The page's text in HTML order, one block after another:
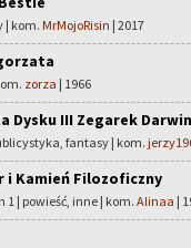
| kom. MrMojoRisin | 2017
zorza | 1966
Dysku III Zegarek
fantasy | kom.
i Kamień Filozoficzny
1 | powieść, inne | kom. Alinaa |